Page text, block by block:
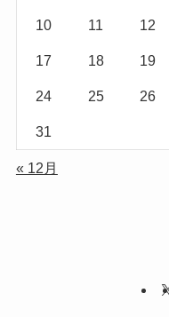
10 11 12
17 18 19
24 25 26
31
« 12月